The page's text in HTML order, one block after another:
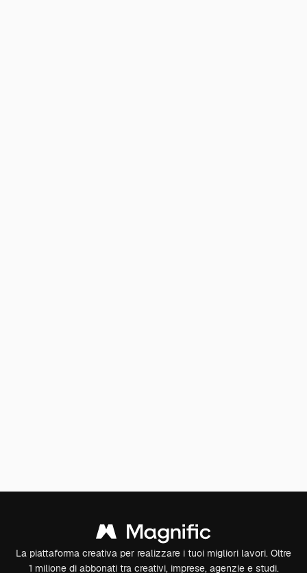
La piattaforma creativa per realizzare i tuoi migliori lavori. Oltre
1 milione di abbonati tra creativi, imprese, agenzie e studi.